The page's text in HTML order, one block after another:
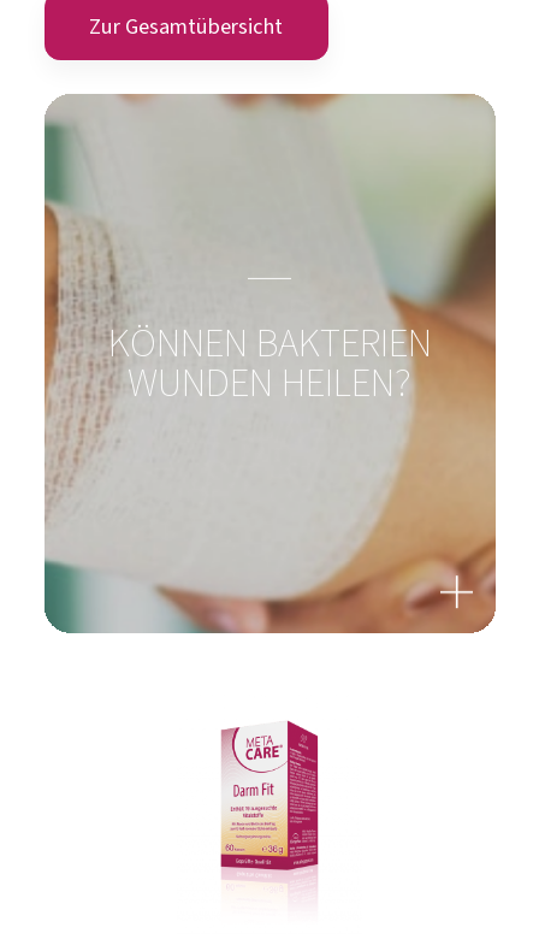
Zur Gesamtübersicht
KÖNNEN BAKTERIEN
WUNDEN HEILEN?